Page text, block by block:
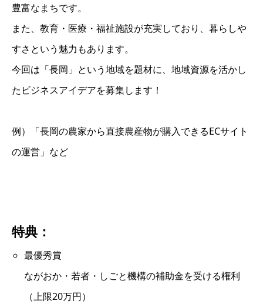
豊富なまちです。
また、教育・医療・福祉施設が充実しており、暮らしや
すさという魅力もあります。
今回は「長岡」という地域を題材に、地域資源を活かし
たビジネスアイデアを募集します！
例）「長岡の農家から直接農産物が購入できるECサイト
の運営」など
特典：
最優秀賞
ながおか・若者・しごと機構の補助金を受ける権利
（上限20万円）